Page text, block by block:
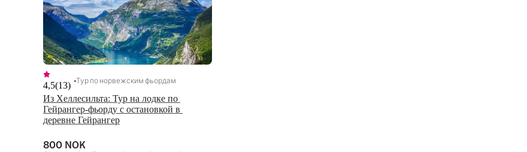
Из Хеллесильта: Тур на лодке по
Гейрангер-фьорду с остановкой в
деревне Гейрангер
4,5(13) Тур по норвежским фьордам
800 NOK